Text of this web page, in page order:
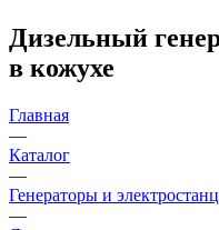
Дизельный
в кожухе
Главная
—
Каталог
—
Генераторы и
—